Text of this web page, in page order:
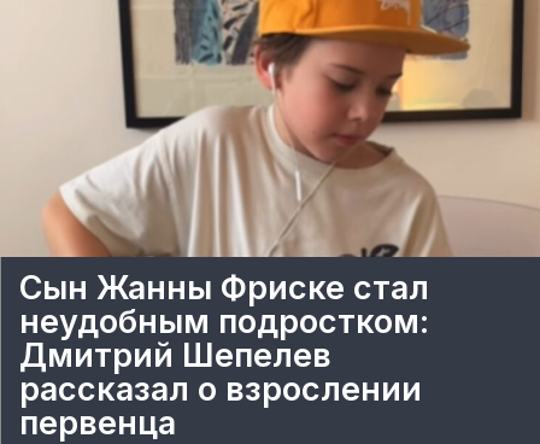
Сын Жанны Фриске стал
неудобным подростком:
Дмитрий Шепелев
рассказал о взрослении
первенца